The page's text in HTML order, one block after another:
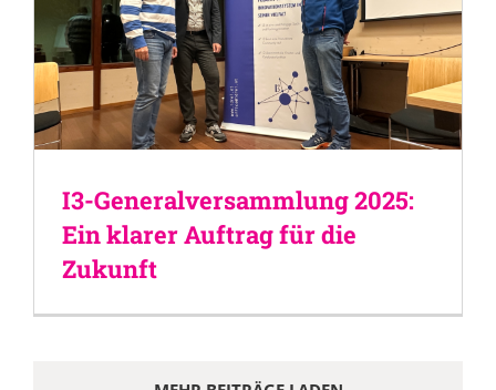
I3-Generalversammlung 2025:
Ein klarer Auftrag für die
Zukunft